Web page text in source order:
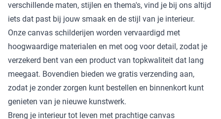
verschillende maten, stijlen en thema's, vind je bij ons altijd
iets dat past bij jouw smaak en de stijl van je interieur.
Onze canvas schilderijen worden vervaardigd met
hoogwaardige materialen en met oog voor detail, zodat je
verzekerd bent van een product van topkwaliteit dat lang
meegaat. Bovendien bieden we gratis verzending aan,
zodat je zonder zorgen kunt bestellen en binnenkort kunt
genieten van je nieuwe kunstwerk.
Breng je interieur tot leven met prachtige canvas